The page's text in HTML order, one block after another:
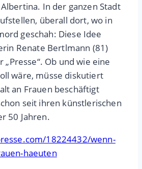
In der ganzen Stadt
überall dort, wo in
geschah: Diese Idee
Renate Bertlmann (81)
„Presse“. Ob und wie eine
wäre, müsse diskutiert
an Frauen beschäftigt
seit ihren künstlerischen
50 Jahren.
18224432/wenn-
haeuten